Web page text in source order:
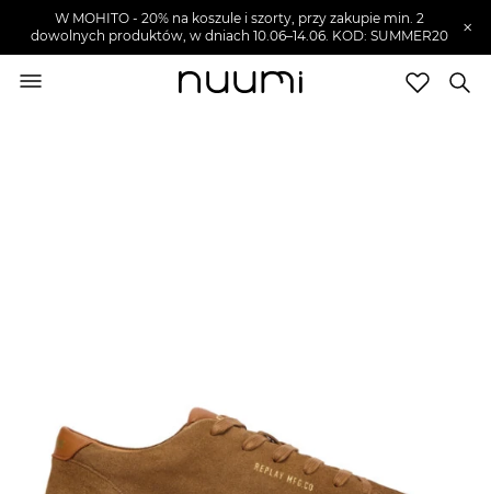
W MOHITO - 20% na koszule i szorty, przy zakupie min. 2
dowolnych produktów, w dniach 10.06–14.06. KOD: SUMMER20
×